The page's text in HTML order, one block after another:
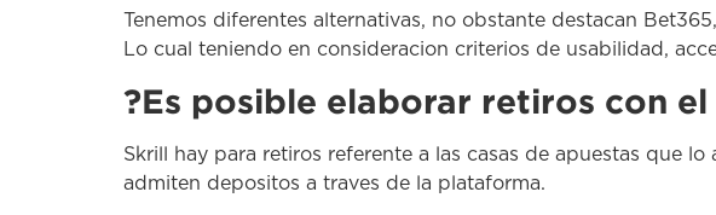
Tenemos diferentes alternativas, no obstante destacan
Lo cual teniendo en consideracion criterios de usabilidad,
?Es posible elaborar retiros con
Skrill hay para retiros referente a las casas de apuestas que
admiten depositos a traves de la plataforma.